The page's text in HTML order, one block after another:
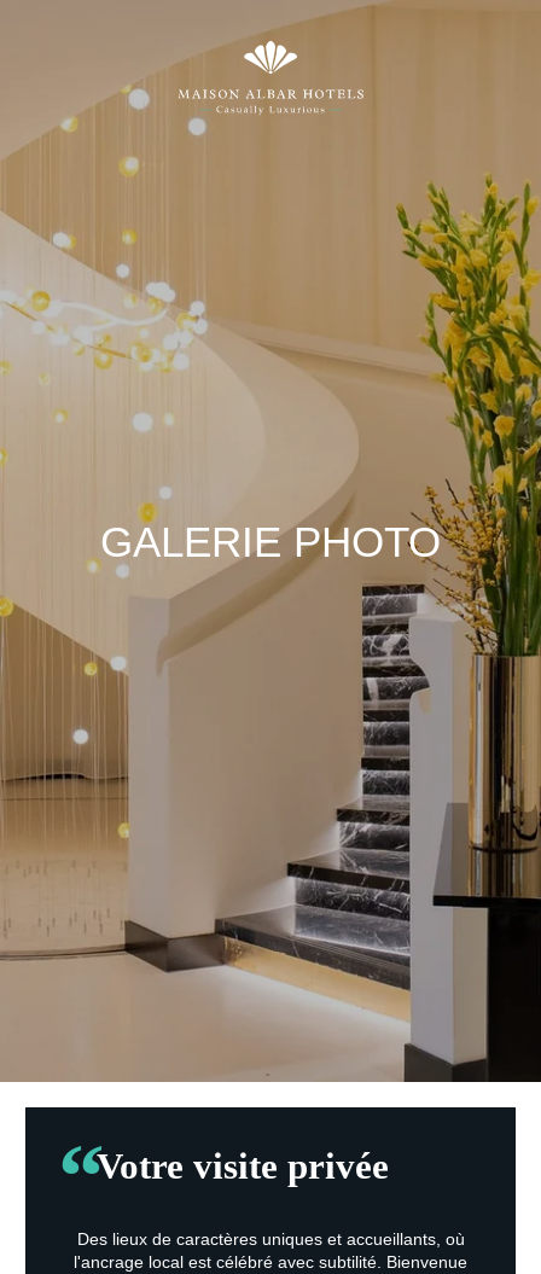
GALERIE PHOTO
Votre visite privée
Des lieux de caractères uniques et accueillants, où
l'ancrage local est célébré avec subtilité. Bienvenue
Choisissez votre Maison :